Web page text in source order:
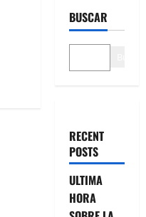
BUSCAR
RECENT
POSTS
ULTIMA
HORA